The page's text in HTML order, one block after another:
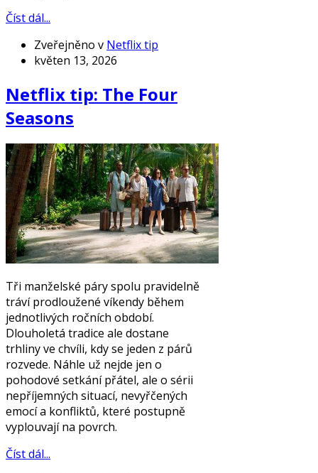
Číst dál...
Zveřejněno v Netflix tip
květen 13, 2026
Netflix tip: The Four
Seasons
Tři manželské páry spolu pravidelně
tráví prodloužené víkendy během
jednotlivých ročních období.
Dlouholetá tradice ale dostane
trhliny ve chvíli, kdy se jeden z párů
rozvede. Náhle už nejde jen o
pohodové setkání přátel, ale o sérii
nepříjemných situací, nevyřčených
emocí a konfliktů, které postupně
vyplouvají na povrch.
Číst dál...